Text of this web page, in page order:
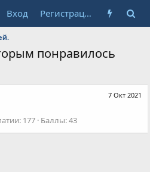
Вход Регистрация
понравилось
7 Окт 2021
177 Баллы 43